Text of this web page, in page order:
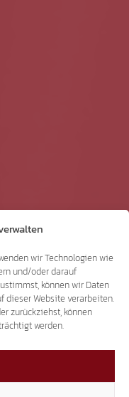
wir Technologien wie
und/oder darauf
können wir Daten
dieser Website verarbeiten.
zurückziehst, können
werden.